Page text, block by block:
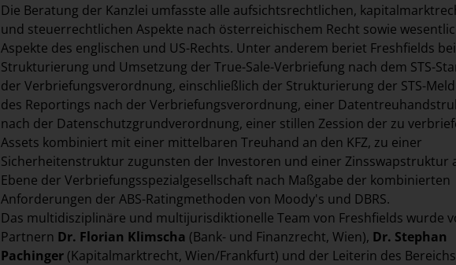
Die Beratung der Kanzlei umfasste alle aufsichtsrechtlichen,
und steuerrechtlichen Aspekte nach österreichischem Recht sowie
Aspekte des englischen und US-Rechts. Unter anderem beriet Freshfields
Strukturierung und Umsetzung der True-Sale-Verbriefung nach dem STS-
der Verbriefungsverordnung, einschließlich der Strukturierung der STS-
des Reportings nach der Verbriefungsverordnung, einer
nach der Datenschutzgrundverordnung, einer stillen Zession der zu
Assets kombiniert mit einer mittelbaren Treuhand an den KFZ, zu einer
Sicherheitenstruktur zugunsten der Investoren und einer Zinsswapstruktur
Ebene der Verbriefungsspezialgesellschaft nach Maßgabe der kombinierten
Anforderungen der ABS-Ratingmethoden von Moody's und DBRS.
Das multidisziplinäre und multijurisdiktionelle Team von Freshfields wurde
Partnern Dr. Florian Klimscha (Bank- und Finanzrecht, Wien), Dr. Stephan
Pachinger (Kapitalmarktrecht, Wien/Frankfurt) und der Leiterin des